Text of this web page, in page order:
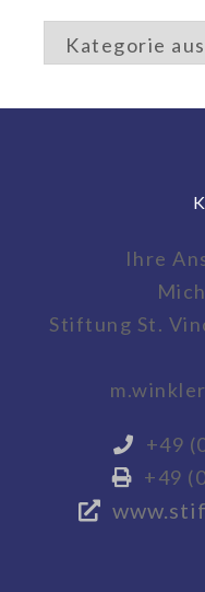
Ihre
Stiftung St.
+49
+49